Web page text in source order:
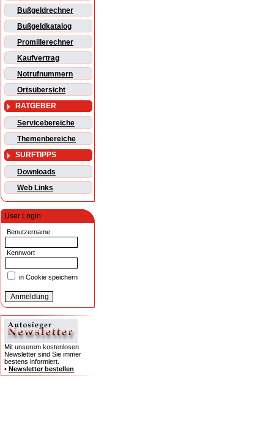
Bußgeldrechner
Bußgeldkatalog
Promillerechner
Kaufvertrag
Notrufnummern
Ortsübersicht
RATGEBER
Servicebereiche
Themenbereiche
SURFTIPPS
Downloads
Web Links
User Login
Benutzername
Kennwort
in Cookie speichern
Mit unserem kostenlosen
Newsletter sind Sie immer
bestens informiert.
• Newsletter bestellen